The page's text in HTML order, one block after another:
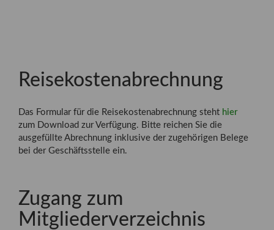
Reisekostenabrechnung
Das Formular für die Reisekostenabrechnung steht hier
zum Download zur Verfügung. Bitte reichen Sie die
ausgefüllte Abrechnung inklusive der zugehörigen Belege
bei der Geschäftsstelle ein.
Zugang zum
Mitgliederverzeichnis